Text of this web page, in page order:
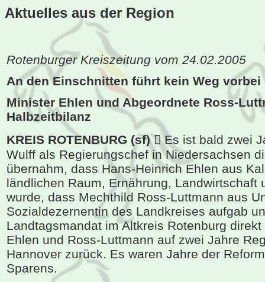
Aktuelles aus der Region
Rotenburger Kreiszeitung vom 24.02.2005
An den Einschnitten führt kein Weg vorbei
Minister Ehlen und Abgeordnete Ross-
Halbzeitbilanz
KREIS ROTENBURG (sf) Es ist bald zwei
Wulff als Regierungschef in Niedersachsen
übernahm, dass Hans-Heinrich Ehlen aus
ländlichen Raum, Ernährung, Landwirtschaft
wurde, dass Mechthild Ross-Luttmann aus
Sozialdezernentin des Landkreises aufgab
Landtagsmandat im Altkreis Rotenburg
Ehlen und Ross-Luttmann auf zwei Jahre
Hannover zurück. Es waren Jahre der
Sparens.